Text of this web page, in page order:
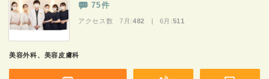
75件
アクセス数 7月:482 | 6月:511
美容外科、美容皮膚科